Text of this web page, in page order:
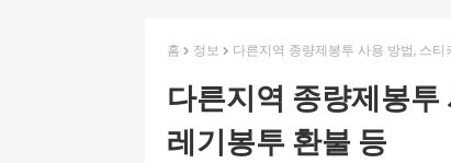
홈 정보 다른지역 종량제봉투 사용 방법, 스
다른지역 종량제봉
레기봉투 환불 등